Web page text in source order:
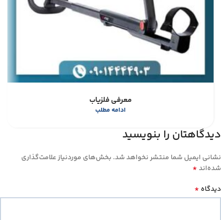
معرفی فلزیاب
ادامه مطلب
دیدگاهتان را بنویسید
نشانی ایمیل شما منتشر نخواهد شد. بخش‌های موردنیاز علامت‌گذاری
شده‌اند*
دیدگاه *